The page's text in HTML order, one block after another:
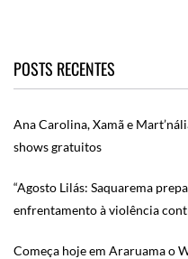
POSTS RECENTES
Ana Carolina, Xamã e
shows gratuitos
“Agosto Lilás: Saquarema
enfrentamento à violência
Começa hoje em Araruama o